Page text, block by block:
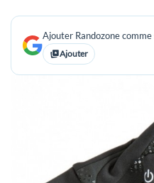
Ajouter Randozone
Ajouter